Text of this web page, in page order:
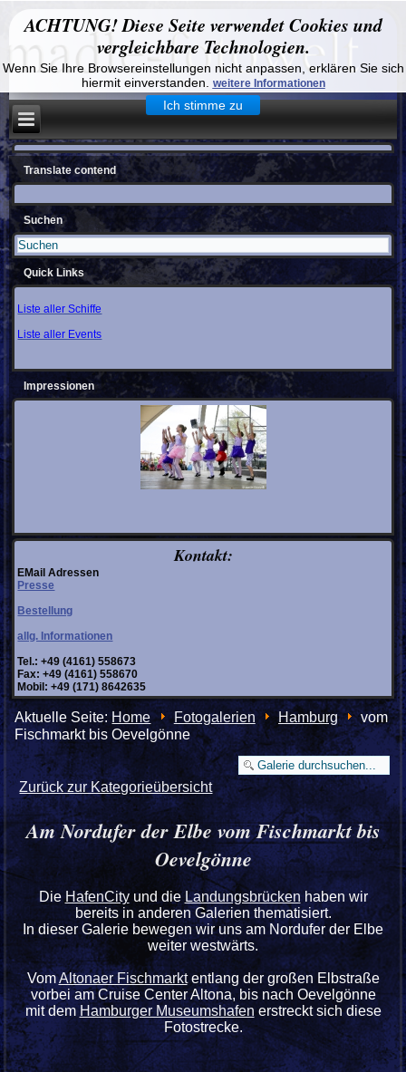
ACHTUNG! Diese Seite verwendet Cookies und
vergleichbare Technologien.
Wenn Sie Ihre Browsereinstellungen nicht anpassen, erklären Sie sich
hiermit einverstanden.
weitere Informationen
Ich stimme zu
Translate contend
Suchen
Quick Links
Liste aller Schiffe
Liste aller Events
Impressionen
Kontakt:
EMail Adressen
Presse
Bestellung
allg. Informationen
Tel.: +49 (4161) 558673
Fax: +49 (4161) 558670
Mobil: +49 (171) 8642635
Aktuelle Seite:Home Fotogalerien Hamburg
vom
Fischmarkt bis Oevelgönne
Zurück zur Kategorieübersicht
Am Nordufer der Elbe vom Fischmarkt bis
Oevelgönne
DieHafenCityund die Landungsbrücken haben wir
bereits in anderen Galerien thematisiert.
In dieser Galerie bewegen wir uns am Nordufer der Elbe
weiter westwärts.
VomAltonaer Fischmarktentlang der großen Elbstraße
vorbei am Cruise Center Altona, bis nach Oevelgönne
mit dem Hamburger Museumshafenerstreckt sich diese
Fotostrecke.